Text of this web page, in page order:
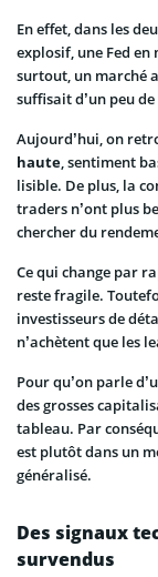
En effet, dans les
explosif, une Fed
surtout, un marché
suffisait d’un peu
Aujourd’hui, on
haute, sentiment
lisible. De plus, la
traders n’ont plus
chercher du
Ce qui change par
reste fragile.
investisseurs de
n’achètent que les
Pour qu’on parle
des grosses
tableau. Par
est plutôt dans un
généralisé.
Des signaux
survendus